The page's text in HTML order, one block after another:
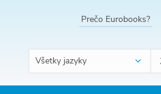
Prečo Eurobooks?
Všetky jazyky